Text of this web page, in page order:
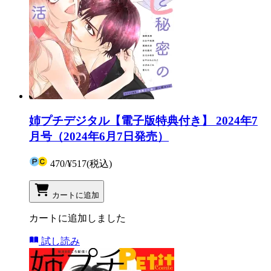
姉プチデジタル【電子版特典付き】 2024年7
月号（2024年6月7日発売）
470/¥517(税込)
カートに追加
カートに追加しました
試し読み